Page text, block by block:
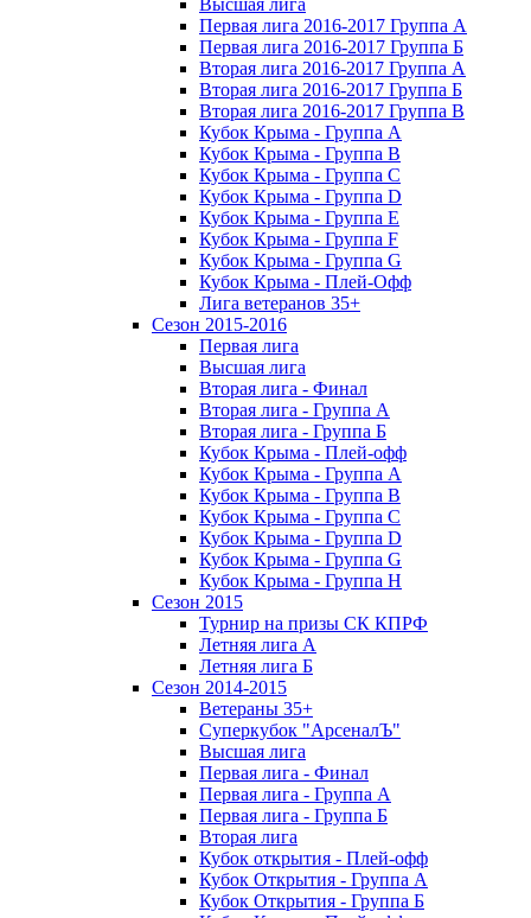
Первая лига 2016-2017 Группа А
Первая лига 2016-2017 Группа Б
Вторая лига 2016-2017 Группа А
Вторая лига 2016-2017 Группа Б
Вторая лига 2016-2017 Группа В
Кубок Крыма - Группа A
Кубок Крыма - Группа B
Кубок Крыма - Группа C
Кубок Крыма - Группа D
Кубок Крыма - Группа E
Кубок Крыма - Группа F
Кубок Крыма - Группа G
Кубок Крыма - Плей-Офф
Лига ветеранов 35+
Сезон 2015-2016
Первая лига
Высшая лига
Вторая лига - Финал
Вторая лига - Группа А
Вторая лига - Группа Б
Кубок Крыма - Плей-офф
Кубок Крыма - Группа A
Кубок Крыма - Группа B
Кубок Крыма - Группа C
Кубок Крыма - Группа D
Кубок Крыма - Группа G
Кубок Крыма - Группа H
Сезон 2015
Турнир на призы СК КПРФ
Летняя лига А
Летняя лига Б
Сезон 2014-2015
Ветераны 35+
Суперкубок "АрсеналЪ"
Высшая лига
Первая лига - Финал
Первая лига - Группа А
Первая лига - Группа Б
Вторая лига
Кубок открытия - Плей-офф
Кубок Открытия - Группа А
Кубок Открытия - Группа Б